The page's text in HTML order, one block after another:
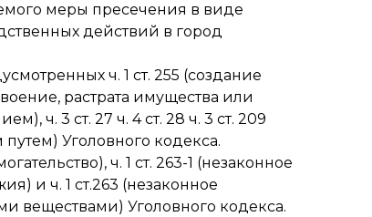
меры пресечения в виде
действий в город
ч. 1 ст. 255 (создание
растрата имущества или
ч. 3 ст. 27 ч. 4 ст. 28 ч. 3 ст. 209
Уголовного кодекса.
ч. 1 ст. 263-1 (незаконное
и ч. 1 ст.263 (незаконное
веществами) Уголовного кодекса.